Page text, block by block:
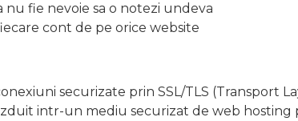
nu fie nevoie sa o notezi undeva
cont de pe orice website
securizate prin SSL/TLS (Transport
intr-un mediu securizat de web hosting